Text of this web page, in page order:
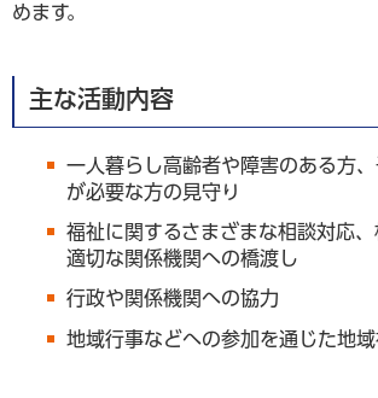
めます。
主な活動内容
一人暮らし高齢者や障害のある方
が必要な方の見守り
福祉に関するさまざまな相談対応
適切な関係機関への橋渡し
行政や関係機関への協力
地域行事などへの参加を通じた地